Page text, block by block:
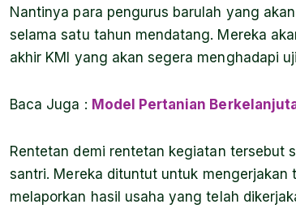
Nantinya para pengurus barulah yang
selama satu tahun mendatang. Mereka
akhir KMI yang akan segera menghadapi
Baca Juga : Model Pertanian
Rentetan demi rentetan kegiatan tersebut
santri. Mereka dituntut untuk
melaporkan hasil usaha yang telah